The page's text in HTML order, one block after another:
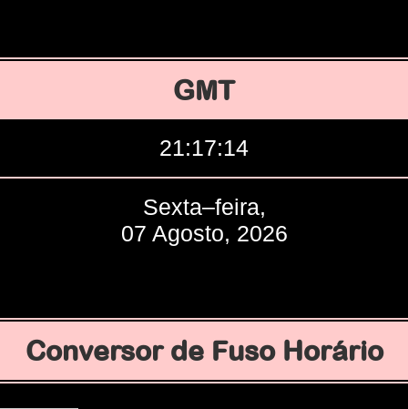
GMT
21:17:15
Sexta–feira,
07 Agosto, 2026
Conversor de Fuso Horário